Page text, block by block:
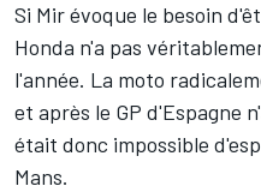
Si Mir évoque le besoin
Honda n'a pas
l'année. La moto
et après le GP d'Espagne
était donc impossible
Mans.